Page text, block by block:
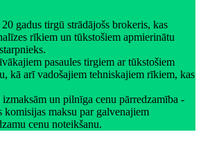
gadus tirgū strādājošs brokeris, kas
rīkiem un tūkstošiem apmierinātu
pasaules tirgiem ar tūkstošiem
kā arī vadošajiem tehniskajiem rīkiem, kas
un pilnīga cenu pārredzamība -
maksu par galvenajiem
cenu noteikšanu.